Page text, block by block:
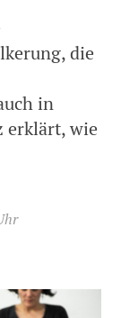
die
in
erklärt, wie